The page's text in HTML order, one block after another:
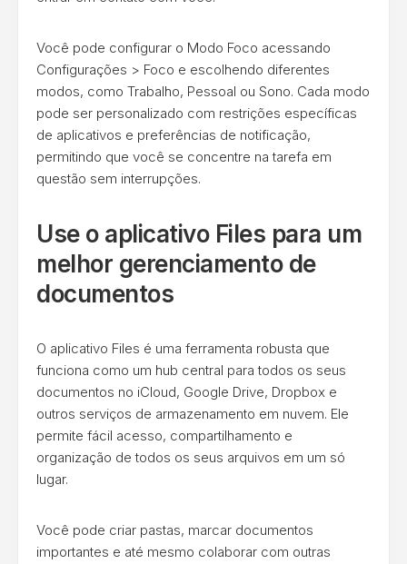
Você pode configurar o Modo Foco acessando
Configurações > Foco e escolhendo diferentes
modos, como Trabalho, Pessoal ou Sono. Cada modo
pode ser personalizado com restrições específicas
de aplicativos e preferências de notificação,
permitindo que você se concentre na tarefa em
questão sem interrupções.
Use o aplicativo Files para um
melhor gerenciamento de
documentos
O aplicativo Files é uma ferramenta robusta que
funciona como um hub central para todos os seus
documentos no iCloud, Google Drive, Dropbox e
outros serviços de armazenamento em nuvem. Ele
permite fácil acesso, compartilhamento e
organização de todos os seus arquivos em um só
lugar.
Você pode criar pastas, marcar documentos
importantes e até mesmo colaborar com outras